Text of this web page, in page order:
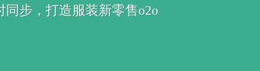
同步，打造服装新零售o2o